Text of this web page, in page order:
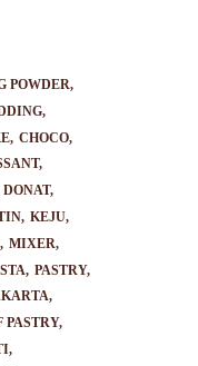
POWDER
CHOCO
DONAT
KEJU
MIXER
PASTRY
PASTRY